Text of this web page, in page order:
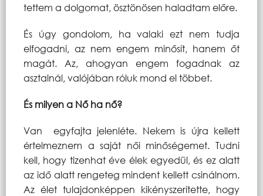
tettem a dolgomat, ösztönösen haladtam előre.
És úgy gondolom, ha valaki ezt nem tudja
elfogadni, az nem engem minősít, hanem őt
magát. Az, ahogyan engem fogadnak az
asztalnál, valójában róluk mond el többet.
És milyen a Nő ha nő?
Van egyfajta jelenléte. Nekem is újra kellett
értelmeznem a saját női minőségemet. Tudni
kell, hogy tizenhat éve élek egyedül, és ez alatt
az idő alatt rengeteg mindent kellett csinálnom.
Az élet tulajdonképpen kikényszerítette, hogy